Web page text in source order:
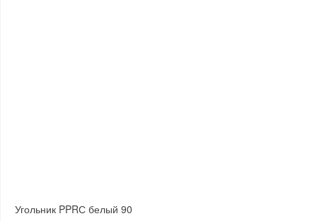
Угольник PPRС белый 90